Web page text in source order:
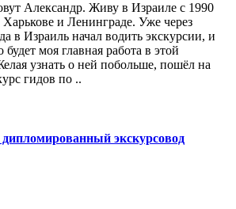
Александр. Живу в Израиле с 1990
и Ленинграде. Уже через
в Израиль начал водить экскурсии, и
будет моя главная работа в этой
узнать о ней побольше, пошёл на
гидов по ..
экскурсовод